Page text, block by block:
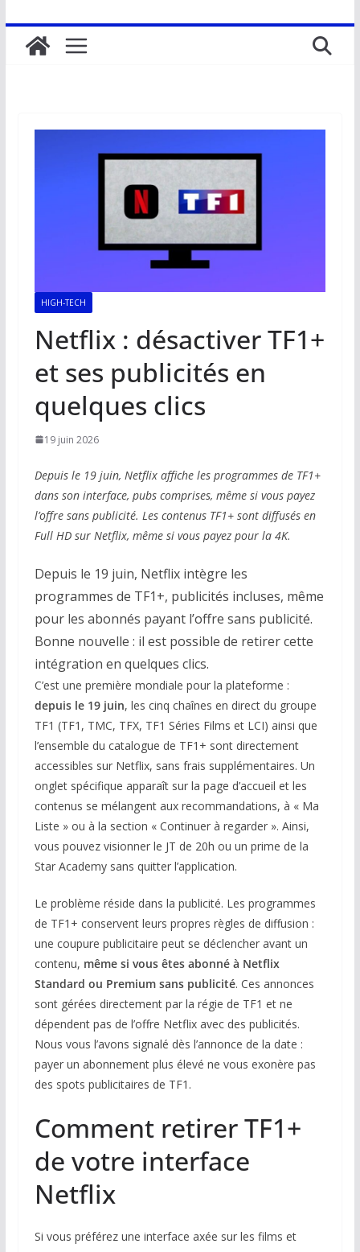
HIGH-TECH
Netflix : désactiver TF1+
et ses publicités en
quelques clics
19 juin 2026
Depuis le 19 juin, Netflix affiche les programmes de TF1+
dans son interface, pubs comprises, même si vous payez
l’offre sans publicité. Les contenus TF1+ sont diffusés en
Full HD sur Netflix, même si vous payez pour la 4K.
Depuis le 19 juin, Netflix intègre les
programmes de TF1+, publicités incluses, même
pour les abonnés payant l’offre sans publicité.
Bonne nouvelle : il est possible de retirer cette
intégration en quelques clics.
C’est une première mondiale pour la plateforme :
depuis le 19 juin, les cinq chaînes en direct du groupe
TF1 (TF1, TMC, TFX, TF1 Séries Films et LCI) ainsi que
l’ensemble du catalogue de TF1+ sont directement
accessibles sur Netflix, sans frais supplémentaires. Un
onglet spécifique apparaît sur la page d’accueil et les
contenus se mélangent aux recommandations, à « Ma
Liste » ou à la section « Continuer à regarder ». Ainsi,
vous pouvez visionner le JT de 20h ou un prime de la
Star Academy sans quitter l’application.
Le problème réside dans la publicité. Les programmes
de TF1+ conservent leurs propres règles de diffusion :
une coupure publicitaire peut se déclencher avant un
contenu, même si vous êtes abonné à Netflix
Standard ou Premium sans publicité. Ces annonces
sont gérées directement par la régie de TF1 et ne
dépendent pas de l’offre Netflix avec des publicités.
Nous vous l’avons signalé dès l’annonce de la date :
payer un abonnement plus élevé ne vous exonère pas
des spots publicitaires de TF1.
Comment retirer TF1+
de votre interface
Netflix
Si vous préférez une interface axée sur les films et